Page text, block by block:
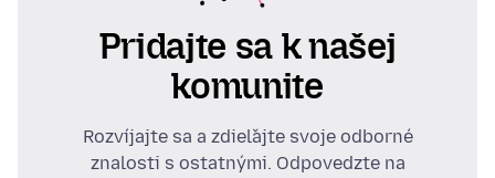
Pridajte sa k našej
komunite
Rozvíjajte sa a zdieľajte svoje odborné
znalosti s ostatnými. Odpovedzte na